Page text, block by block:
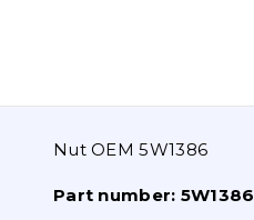
Nut OEM 5W1386
Part number: 5W1386